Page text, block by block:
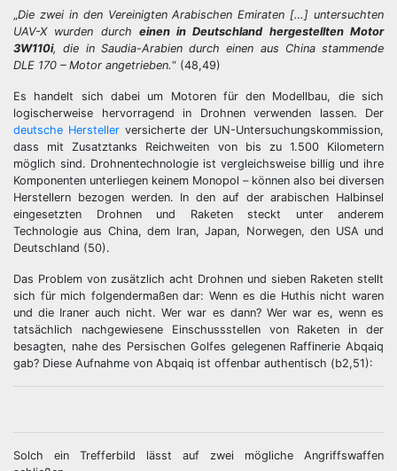
„Die zwei in den Vereinigten Arabischen Emiraten […] untersuchten
UAV-X wurden durch einen in Deutschland hergestellten Motor
3W110i, die in Saudia-Arabien durch einen aus China stammende
DLE 170 – Motor angetrieben.“ (48,49)
Es handelt sich dabei um Motoren für den Modellbau, die sich
logischerweise hervorragend in Drohnen verwenden lassen. Der
deutsche Hersteller versicherte der UN-Untersuchungskommission,
dass mit Zusatztanks Reichweiten von bis zu 1.500 Kilometern
möglich sind. Drohnentechnologie ist vergleichsweise billig und ihre
Komponenten unterliegen keinem Monopol – können also bei diversen
Herstellern bezogen werden. In den auf der arabischen Halbinsel
eingesetzten Drohnen und Raketen steckt unter anderem
Technologie aus China, dem Iran, Japan, Norwegen, den USA und
Deutschland (50).
Das Problem von zusätzlich acht Drohnen und sieben Raketen stellt
sich für mich folgendermaßen dar: Wenn es die Huthis nicht waren
und die Iraner auch nicht. Wer war es dann? Wer war es, wenn es
tatsächlich nachgewiesene Einschussstellen von Raketen in der
besagten, nahe des Persischen Golfes gelegenen Raffinerie Abqaiq
gab? Diese Aufnahme von Abqaiq ist offenbar authentisch (b2,51):
Solch ein Trefferbild lässt auf zwei mögliche Angriffswaffen